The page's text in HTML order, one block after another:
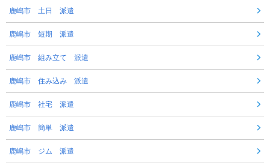
鹿嶋市 土日 派遣
鹿嶋市 短期 派遣
鹿嶋市 組み立て 派遣
鹿嶋市 住み込み 派遣
鹿嶋市 社宅 派遣
鹿嶋市 簡単 派遣
鹿嶋市 ジム 派遣